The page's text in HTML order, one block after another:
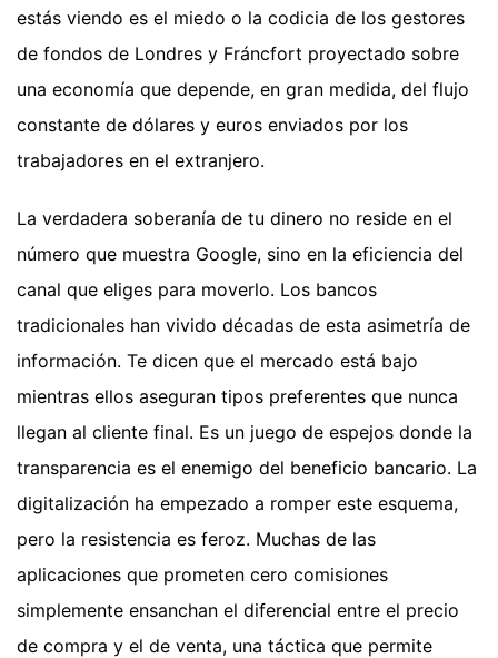
estás viendo es el miedo o la codicia de los gestores
de fondos de Londres y Fráncfort proyectado sobre
una economía que depende, en gran medida, del flujo
constante de dólares y euros enviados por los
trabajadores en el extranjero.
La verdadera soberanía de tu dinero no reside en el
número que muestra Google, sino en la eficiencia del
canal que eliges para moverlo. Los bancos
tradicionales han vivido décadas de esta asimetría de
información. Te dicen que el mercado está bajo
mientras ellos aseguran tipos preferentes que nunca
llegan al cliente final. Es un juego de espejos donde la
transparencia es el enemigo del beneficio bancario. La
digitalización ha empezado a romper este esquema,
pero la resistencia es feroz. Muchas de las
aplicaciones que prometen cero comisiones
simplemente ensanchan el diferencial entre el precio
de compra y el de venta, una táctica que permite